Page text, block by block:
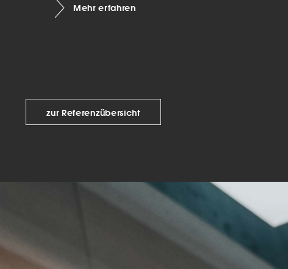
Mehr erfahren
zur Referenzübersicht